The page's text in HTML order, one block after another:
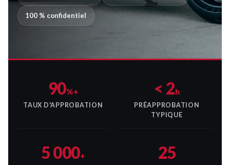
100 % confidentiel
90%+
TAUX D'APPROBATION
< 2h
PRÉAPPROBATION
TYPIQUE
5 000+ 25